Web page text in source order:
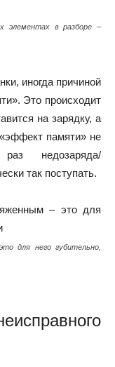
элементах в разборе –
иногда причиной
Это происходит
на зарядку, а
памяти» не
недозаряда/
так поступать.
для него губительно,